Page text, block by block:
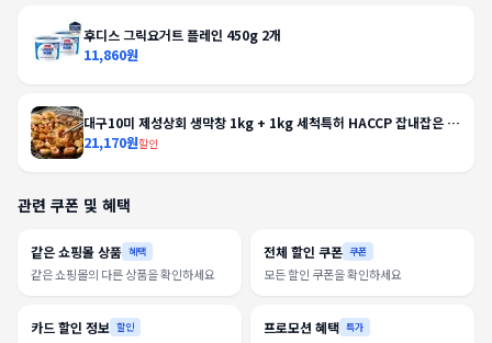
후디스 그릭요거트 플레인 450g 2개
11,860원
대구10미 제성상회 생막창 1kg + 1kg 세척특허 HACCP 잡내잡은 과
일연육 비법막창
21,170원할인
관련 쿠폰 및 혜택
같은 쇼핑몰 상품 혜택
같은 쇼핑몰의 다른 상품을 확인하세요
전체 할인 쿠폰 쿠폰
모든 할인 쿠폰을 확인하세요
카드 할인 정보 할인 프로모션 혜택 특가